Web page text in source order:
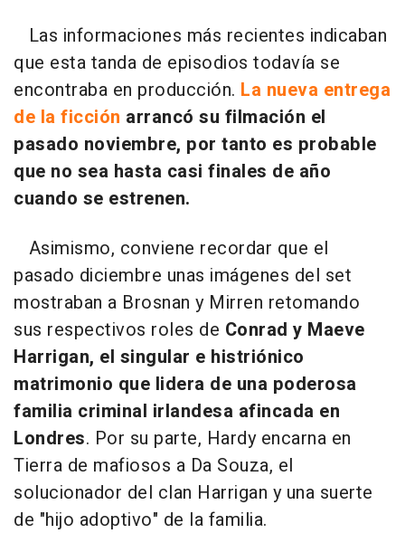
Las informaciones más recientes indicaban
que esta tanda de episodios todavía se
encontraba en producción. La nueva entrega
de la ficción arrancó su filmación el
pasado noviembre, por tanto es probable
que no sea hasta casi finales de año
cuando se estrenen.
Asimismo, conviene recordar que el
pasado diciembre unas imágenes del set
mostraban a Brosnan y Mirren retomando
sus respectivos roles de Conrad y Maeve
Harrigan, el singular e histriónico
matrimonio que lidera de una poderosa
familia criminal irlandesa afincada en
Londres. Por su parte, Hardy encarna en
Tierra de mafiosos a Da Souza, el
solucionador del clan Harrigan y una suerte
de "hijo adoptivo" de la familia.